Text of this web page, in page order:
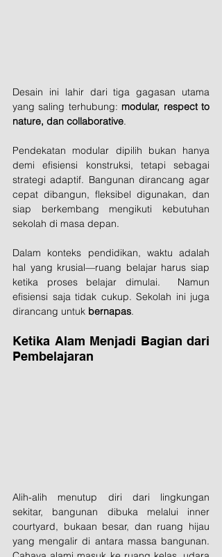
Desain ini lahir dari tiga gagasan utama
yang saling terhubung: modular, respect to
nature, dan collaborative.
Pendekatan modular dipilih bukan hanya
demi efisiensi konstruksi, tetapi sebagai
strategi adaptif. Bangunan dirancang agar
cepat dibangun, fleksibel digunakan, dan
siap berkembang mengikuti kebutuhan
sekolah di masa depan.
Dalam konteks pendidikan, waktu adalah
hal yang krusial—ruang belajar harus siap
ketika proses belajar dimulai.  Namun
efisiensi saja tidak cukup. Sekolah ini juga
dirancang untuk bernapas.
Ketika Alam Menjadi Bagian dari
Pembelajaran
Alih-alih menutup diri dari lingkungan
sekitar, bangunan dibuka melalui inner
courtyard, bukaan besar, dan ruang hijau
yang mengalir di antara massa bangunan.